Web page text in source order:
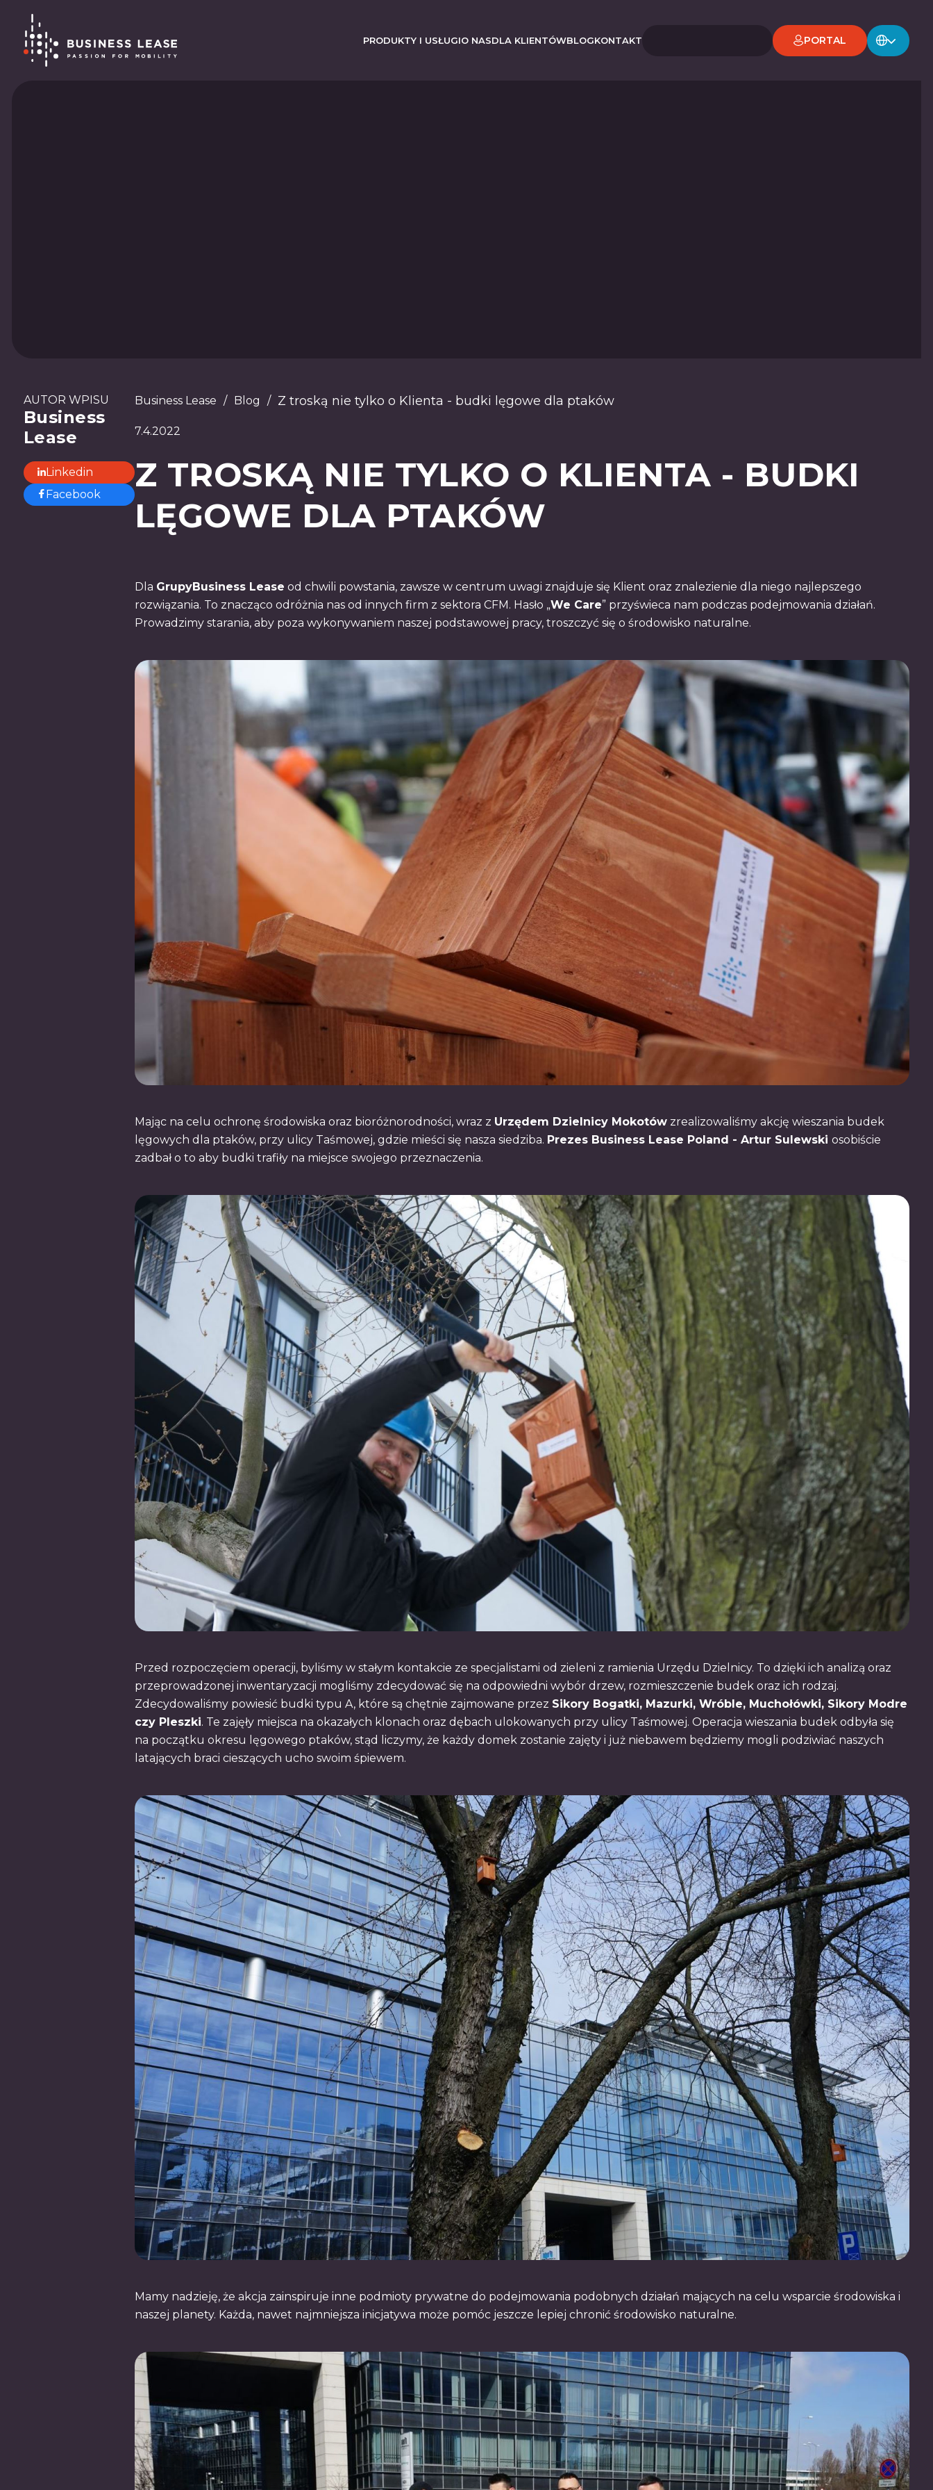
PRODUKTY I USŁUGIO NASDLA KLIENTÓWBLOGKONTAKT PORTAL
AUTOR WPISU
Business
Lease
Linkedin
Facebook
Business Lease / Blog / Z troską nie tylko o Klienta - budki lęgowe dla ptaków
7.4.2022
Z TROSKĄ NIE TYLKO O KLIENTA - BUDKI
LĘGOWE DLA PTAKÓW
Dla GrupyBusiness Lease od chwili powstania, zawsze w centrum uwagi znajduje się Klient oraz znalezienie dla niego najlepszego
rozwiązania. To znacząco odróżnia nas od innych firm z sektora CFM. Hasło „We Care” przyświeca nam podczas podejmowania działań.
Prowadzimy starania, aby poza wykonywaniem naszej podstawowej pracy, troszczyć się o środowisko naturalne.
Mając na celu ochronę środowiska oraz bioróżnorodności, wraz z Urzędem Dzielnicy Mokotów zrealizowaliśmy akcję wieszania budek
lęgowych dla ptaków, przy ulicy Taśmowej, gdzie mieści się nasza siedziba. Prezes Business Lease Poland - Artur Sulewski osobiście
zadbał o to aby budki trafiły na miejsce swojego przeznaczenia.
Przed rozpoczęciem operacji, byliśmy w stałym kontakcie ze specjalistami od zieleni z ramienia Urzędu Dzielnicy. To dzięki ich analizą oraz
przeprowadzonej inwentaryzacji mogliśmy zdecydować się na odpowiedni wybór drzew, rozmieszczenie budek oraz ich rodzaj.
Zdecydowaliśmy powiesić budki typu A, które są chętnie zajmowane przez Sikory Bogatki, Mazurki, Wróble, Muchołówki, Sikory Modre
czy Pleszki. Te zajęły miejsca na okazałych klonach oraz dębach ulokowanych przy ulicy Taśmowej. Operacja wieszania budek odbyła się
na początku okresu lęgowego ptaków, stąd liczymy, że każdy domek zostanie zajęty i już niebawem będziemy mogli podziwiać naszych
latających braci cieszących ucho swoim śpiewem.
Mamy nadzieję, że akcja zainspiruje inne podmioty prywatne do podejmowania podobnych działań mających na celu wsparcie środowiska i
naszej planety. Każda, nawet najmniejsza inicjatywa może pomóc jeszcze lepiej chronić środowisko naturalne.